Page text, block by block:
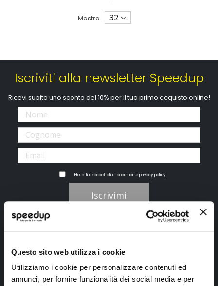
Questo sito web utilizza i cookie
Utilizziamo i cookie per personalizzare contenuti ed
annunci, per fornire funzionalità dei social media e per
Mostra
Iscriviti alla newsletter Speedup
Ricevi subito uno sconto del 10% per il tuo primo acquisto online!
Ho letto e accettato il documentoprivacy policy
Iscrivimi
Segui SPEEDUP.IT